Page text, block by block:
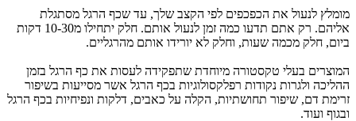
מומלץ לנעול את הכפכפים לפי הקצב שלך, עד שכף הרגל מסתגלת
אליהם. רק אתם תדעו כמה זמן לנעול אותם. חלק יתחילו מ10-30 דקות
ביום, חלק מכמה שעות, וחלק לא יורידו אותם מהרגליים.
המוצרים בעלי טקסטורה מיוחדת שתפקידה לעסות את כף הרגל בזמן
ההליכה ולגרות נקודות רפלקסולוגיות בכף הרגל אשר מסייעות בשיפור
זרימת דם, שיפור תחושתיות, הקלה על כאבים, דלקות ונפיחיות בכף הרגל
ובגוף ועוד.